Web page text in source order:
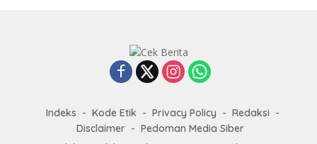
Indeks Kode Etik Privacy Policy
Redaksi
Disclaimer
Pedoman Media Siber